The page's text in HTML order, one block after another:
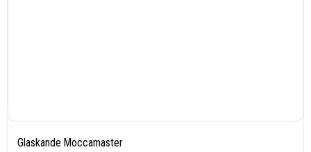
Glaskande Moccamaster